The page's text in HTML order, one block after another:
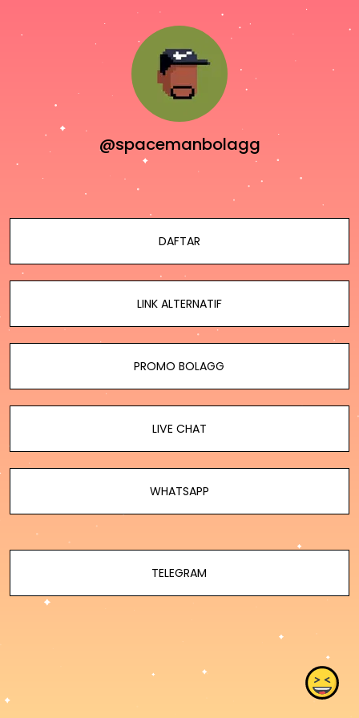
@spacemanbolagg
DAFTAR
LINK ALTERNATIF
PROMO BOLAGG
LIVE CHAT
WHATSAPP
TELEGRAM